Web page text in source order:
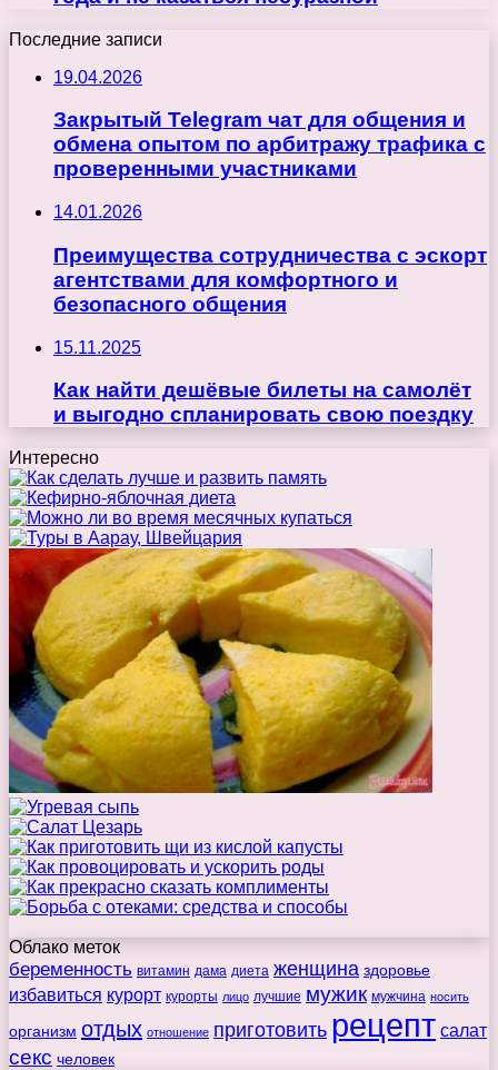
Последние записи
19.04.2026
Закрытый Telegram чат для общения и
обмена опытом по арбитражу трафика с
проверенными участниками
14.01.2026
Преимущества сотрудничества с эскорт
агентствами для комфортного и
безопасного общения
15.11.2025
Как найти дешёвые билеты на самолёт
и выгодно спланировать свою поездку
Интересно
Облако меток
беременность витамин дама диета женщина здоровье
избавиться курорт курорты лицо лучшие мужик мужчина носить
организм отдых отношение приготовить рецепт салат
секс человек